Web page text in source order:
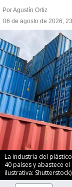
Por Agustín Ortiz
06 de agosto de 2026,
La industria del
40 países y abastece
ilustrativa: Shutterstock)